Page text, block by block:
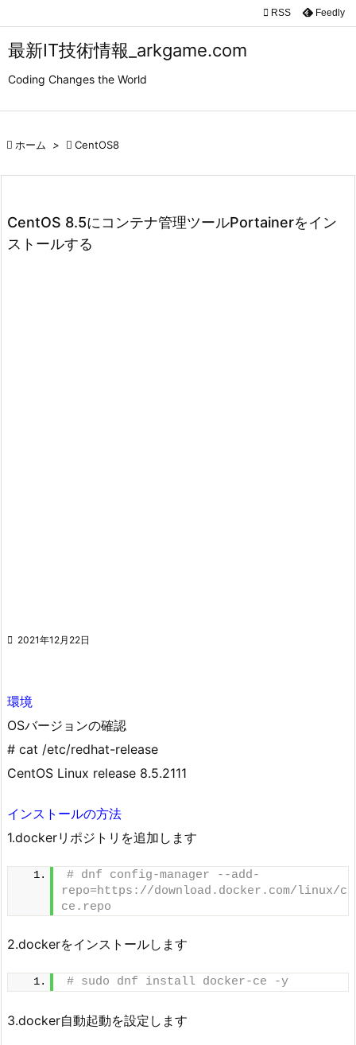
最新IT技術情報_arkgame.com
Coding Changes the World


検索
 RSS Feedly
 ホーム >  CentOS8
CentOS 8.5にコンテナ管理ツールPortainerをイン
ストールする
 2021年12月22日
環境
OSバージョンの確認
# cat /etc/redhat-release
CentOS Linux release 8.5.2111
インストールの方法
1.dockerリポジトリを追加します
# dnf config-manager --add-
repo=https://download.docker.com/linux/
ce.repo
2.dockerをインストールします
# sudo dnf install docker-ce -y
3.docker自動起動を設定します